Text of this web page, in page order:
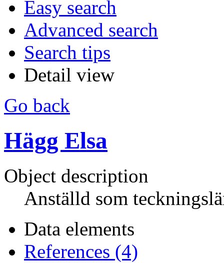
Easy search
Advanced search
Search tips
Detail view
Go back
Hägg Elsa
Object description
Anställd som
Data elements
References (4)